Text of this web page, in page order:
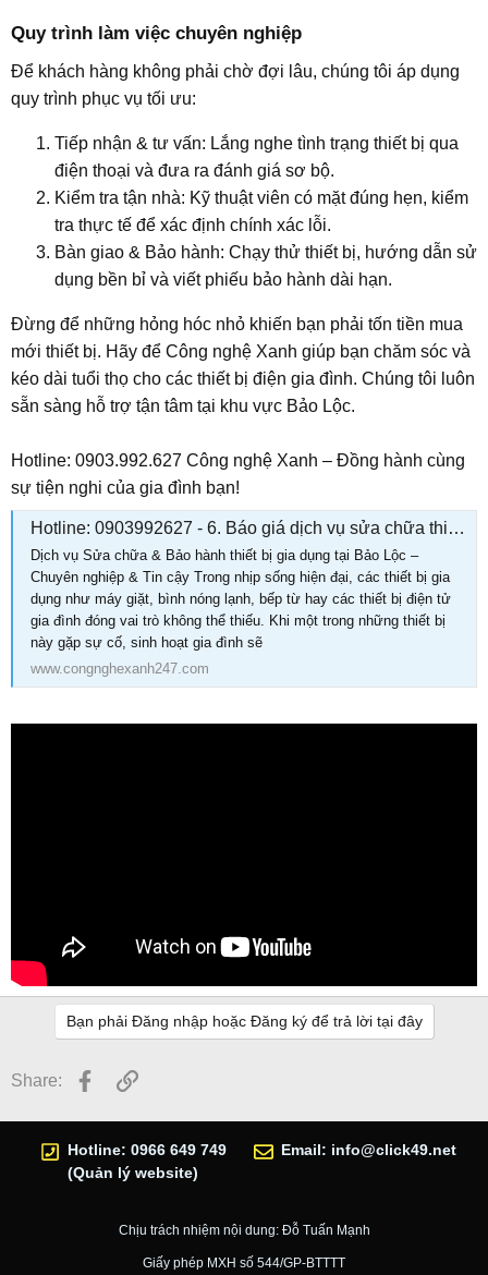
Quy trình làm việc chuyên nghiệp​
Để khách hàng không phải chờ đợi lâu, chúng tôi áp dụng
quy trình phục vụ tối ưu:
Tiếp nhận & tư vấn: Lắng nghe tình trạng thiết bị qua
điện thoại và đưa ra đánh giá sơ bộ.
Kiểm tra tận nhà: Kỹ thuật viên có mặt đúng hẹn, kiểm
tra thực tế để xác định chính xác lỗi.
Bàn giao & Bảo hành: Chạy thử thiết bị, hướng dẫn sử
dụng bền bỉ và viết phiếu bảo hành dài hạn.
Đừng để những hỏng hóc nhỏ khiến bạn phải tốn tiền mua
mới thiết bị. Hãy để Công nghệ Xanh giúp bạn chăm sóc và
kéo dài tuổi thọ cho các thiết bị điện gia đình. Chúng tôi luôn
sẵn sàng hỗ trợ tận tâm tại khu vực Bảo Lộc.
Hotline: 0903.992.627 Công nghệ Xanh – Đồng hành cùng
sự tiện nghi của gia đình bạn!
Hotline: 0903992627 - 6. Báo giá dịch vụ sửa chữa thiết bị gia dụng
Dịch vụ Sửa chữa & Bảo hành thiết bị gia dụng tại Bảo Lộc –
Chuyên nghiệp & Tin cậy Trong nhịp sống hiện đại, các thiết bị gia
dụng như máy giặt, bình nóng lạnh, bếp từ hay các thiết bị điện tử
gia đình đóng vai trò không thể thiếu. Khi một trong những thiết bị
này gặp sự cố, sinh hoạt gia đình sẽ
www.congnghexanh247.com
Bạn phải Đăng nhập hoặc Đăng ký để trả lời tại đây
Share: Facebook
Link
Hotline: 0966 649 749
(Quản lý website)
Email: info@click49.net
Chịu trách nhiệm nội dung: Đỗ Tuấn Mạnh
Giấy phép MXH số 544/GP-BTTTT